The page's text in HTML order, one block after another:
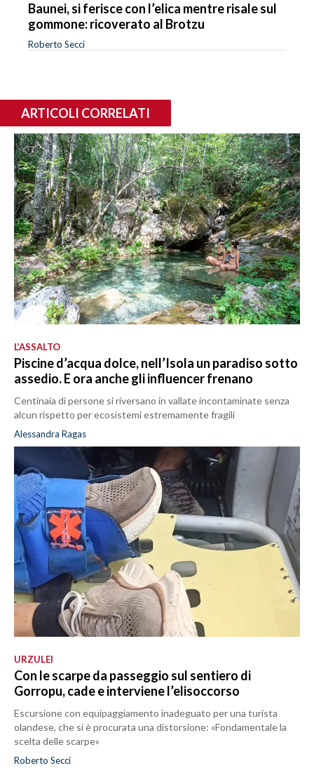
Baunei, si ferisce con l’elica mentre risale sul
gommone: ricoverato al Brotzu
Roberto Secci
ARTICOLI CORRELATI
L’ASSALTO
Piscine d’acqua dolce, nell’Isola un paradiso sotto
assedio. E ora anche gli influencer frenano
Centinaia di persone si riversano in vallate incontaminate senza
alcun rispetto per ecosistemi estremamente fragili
Alessandra Ragas
URZULEI
Con le scarpe da passeggio sul sentiero di
Gorropu, cade e interviene l’elisoccorso
Escursione con equipaggiamento inadeguato per una turista
olandese, che si è procurata una distorsione: «Fondamentale la
scelta delle scarpe»
Roberto Secci